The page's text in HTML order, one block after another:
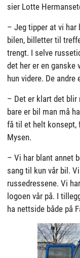
sier Lotte
– Jeg tipper at vi har
bilen, billetter til
trengt. I selve
det her er en
hun videre. De andre
– Det er klart det blir
bare er bil man må
få til et helt konsept,
Mysen.
– Vi har blant annet
sang til kun vår bil.
russedressene. Vi
logoen vår på. I
ha nettside både på